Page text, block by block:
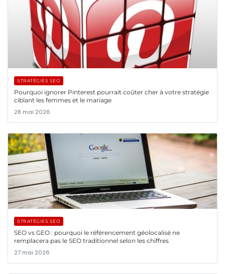
STRATÉGIES SEO
Pourquoi ignorer Pinterest pourrait coûter cher à votre stratégie
ciblant les femmes et le mariage
28 mai 2026
STRATÉGIES SEO
SEO vs GEO : pourquoi le référencement géolocalisé ne
remplacera pas le SEO traditionnel selon les chiffres
27 mai 2026